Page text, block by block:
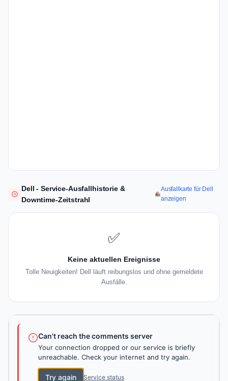
Dell - Service-Ausfallhistorie &
Downtime-Zeitstrahl
Ausfallkarte für Dell
anzeigen
✅
Keine aktuellen Ereignisse
Tolle Neuigkeiten! Dell läuft reibungslos und ohne gemeldete
Ausfälle.
Can't reach the comments server
Your connection dropped or our service is briefly
unreachable. Check your internet and try again.
Try again Service status